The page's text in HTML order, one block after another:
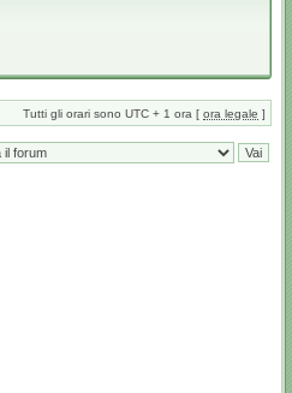
Tutti gli orari sono UTC + 1 ora [ ora legale ]